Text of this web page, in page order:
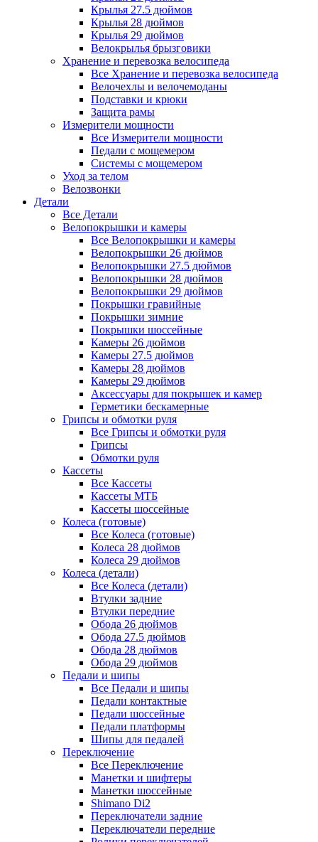
Крылья 27.5 дюймов
Крылья 28 дюймов
Крылья 29 дюймов
Велокрылья брызговики
Хранение и перевозка велосипеда
Все Хранение и перевозка велосипеда
Велочехлы и велочемоданы
Подставки и крюки
Защита рамы
Измерители мощности
Все Измерители мощности
Педали с мощемером
Системы с мощемером
Уход за телом
Велозвонки
Детали
Все Детали
Велопокрышки и камеры
Все Велопокрышки и камеры
Велопокрышки 26 дюймов
Велопокрышки 27.5 дюймов
Велопокрышки 28 дюймов
Велопокрышки 29 дюймов
Покрышки гравийные
Покрышки зимние
Покрышки шоссейные
Камеры 26 дюймов
Камеры 27.5 дюймов
Камеры 28 дюймов
Камеры 29 дюймов
Аксессуары для покрышек и камер
Герметики бескамерные
Грипсы и обмотки руля
Все Грипсы и обмотки руля
Грипсы
Обмотки руля
Кассеты
Все Кассеты
Кассеты МТБ
Кассеты шоссейные
Колеса (готовые)
Все Колеса (готовые)
Колеса 28 дюймов
Колеса 29 дюймов
Колеса (детали)
Все Колеса (детали)
Втулки задние
Втулки передние
Обода 26 дюймов
Обода 27.5 дюймов
Обода 28 дюймов
Обода 29 дюймов
Педали и шипы
Все Педали и шипы
Педали контактные
Педали шоссейные
Педали платформы
Шипы для педалей
Переключение
Все Переключение
Манетки и шифтеры
Манетки шоссейные
Shimano Di2
Переключатели задние
Переключатели передние